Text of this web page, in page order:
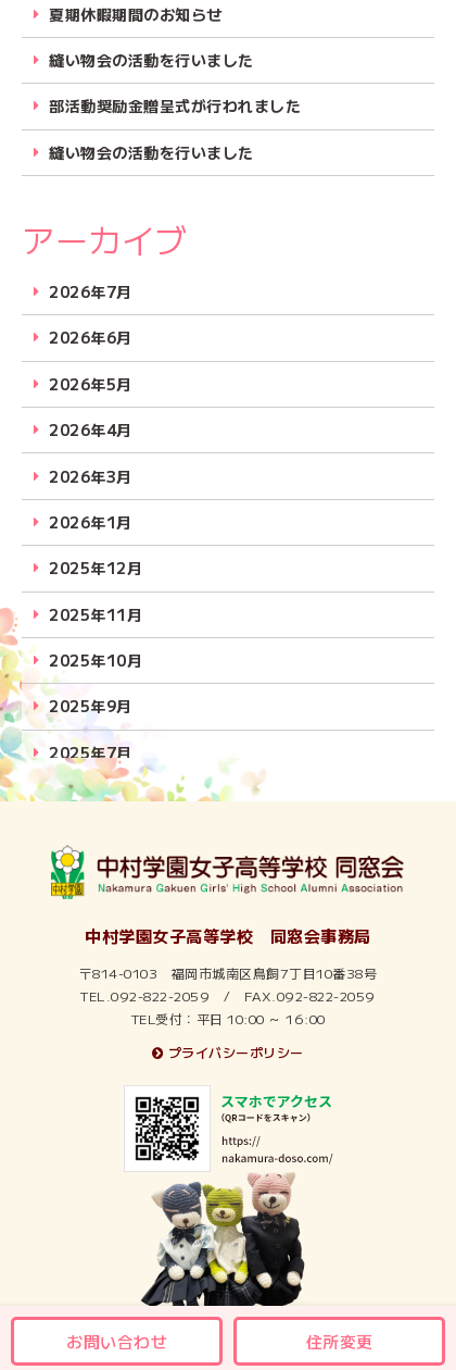
お問い合わせ 住所変更
夏期休暇期間のお知らせ
縫い物会の活動を行いました
部活動奨励金贈呈式が行われました
縫い物会の活動を行いました
アーカイブ
2026年7月
2026年6月
2026年5月
2026年4月
2026年3月
2026年1月
2025年12月
2025年11月
2025年10月
2025年9月
2025年7月
2025年6月
2025年5月
2025年4月
2025年3月
2025年2月
2024年11月
2024年10月
2024年5月
中村学園女子高等学校 同窓会事務局
〒814-0103 福岡市城南区鳥飼7丁目10番38号
TEL.092-822-2059 / FAX.092-822-2059
TEL受付：平日 10:00 ～ 16:00
プライバシーポリシー